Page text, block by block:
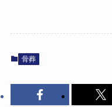
骨葬